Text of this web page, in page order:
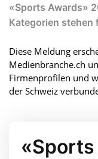
«Sports Awards»
Kategorien stehen
Diese Meldung
Medienbranche.ch
Firmenprofilen und
der Schweiz